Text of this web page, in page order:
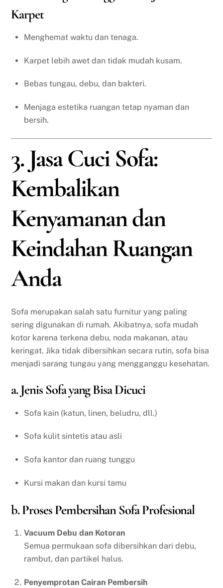
Karpet
Menghemat waktu dan tenaga.
Karpet lebih awet dan tidak mudah kusam.
Bebas tungau, debu, dan bakteri.
Menjaga estetika ruangan tetap nyaman dan
bersih.
3. Jasa Cuci Sofa:
Kembalikan
Kenyamanan dan
Keindahan Ruangan
Anda
Sofa merupakan salah satu furnitur yang paling
sering digunakan di rumah. Akibatnya, sofa mudah
kotor karena terkena debu, noda makanan, atau
keringat. Jika tidak dibersihkan secara rutin, sofa bisa
menjadi sarang tungau yang mengganggu kesehatan.
a. Jenis Sofa yang Bisa Dicuci
Sofa kain (katun, linen, beludru, dll.)
Sofa kulit sintetis atau asli
Sofa kantor dan ruang tunggu
Kursi makan dan kursi tamu
b. Proses Pembersihan Sofa Profesional
Vacuum Debu dan Kotoran
Semua permukaan sofa dibersihkan dari debu,
rambut, dan partikel halus.
Penyemprotan Cairan Pembersih